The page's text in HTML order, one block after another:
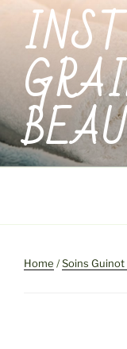
contenu
principal
Home /Soins Guinot